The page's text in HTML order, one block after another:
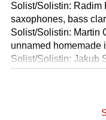
Solist/Solistin: Radim
saxophones, bass
Solist/Solistin: Martin
unnamed homemade
Solist/Solistin: Jakub
Länge: 03:12 min
Komponist/